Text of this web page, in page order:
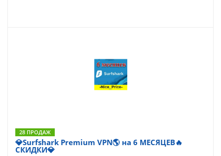
28 ПРОДАЖ
💎Surfshark Premium VPN🌎 на 6 МЕСЯЦЕВ🔥
СКИДКИ💎